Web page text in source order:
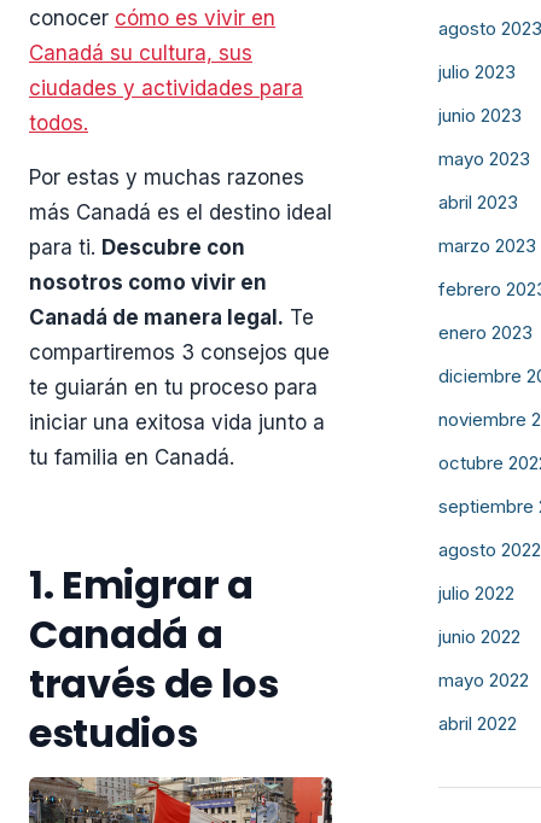
conocer cómo es vivir en
Canadá su cultura, sus
ciudades y actividades para
todos.
Por estas y muchas razones
más Canadá es el destino ideal
para ti. Descubre con
nosotros como vivir en
Canadá de manera legal. Te
compartiremos 3 consejos que
te guiarán en tu proceso para
iniciar una exitosa vida junto a
tu familia en Canadá.
1. Emigrar a
Canadá a
través de los
estudios
agosto 2023
julio 2023
junio 2023
mayo 2023
abril 2023
marzo 2023
febrero
enero 2023
diciembre
noviembre
octubre
septiembre
agosto 2022
julio 2022
junio 2022
mayo 2022
abril 2022